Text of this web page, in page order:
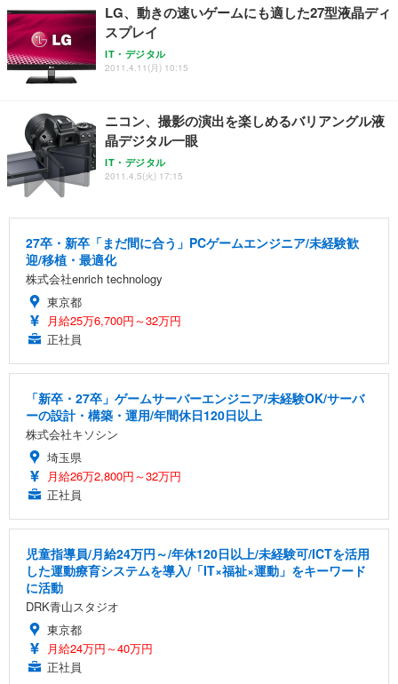
LG、動きの速いゲームにも適した27型液晶ディ
スプレイ
IT・デジタル
2011.4.11(月) 10:15
ニコン、撮影の演出を楽しめるバリアングル液
晶デジタル一眼
IT・デジタル
2011.4.5(火) 17:15
27卒・新卒「まだ間に合う」PCゲームエンジニア/未経験歓
迎/移植・最適化
株式会社enrich technology
東京都
月給25万6,700円～32万円
正社員
「新卒・27卒」ゲームサーバーエンジニア/未経験OK/サーバ
ーの設計・構築・運用/年間休日120日以上
株式会社キソシン
埼玉県
月給26万2,800円～32万円
正社員
児童指導員/月給24万円～/年休120日以上/未経験可/ICTを活用
した運動療育システムを導入/「IT×福祉×運動」をキーワード
に活動
DRK青山スタジオ
東京都
月給24万円～40万円
正社員